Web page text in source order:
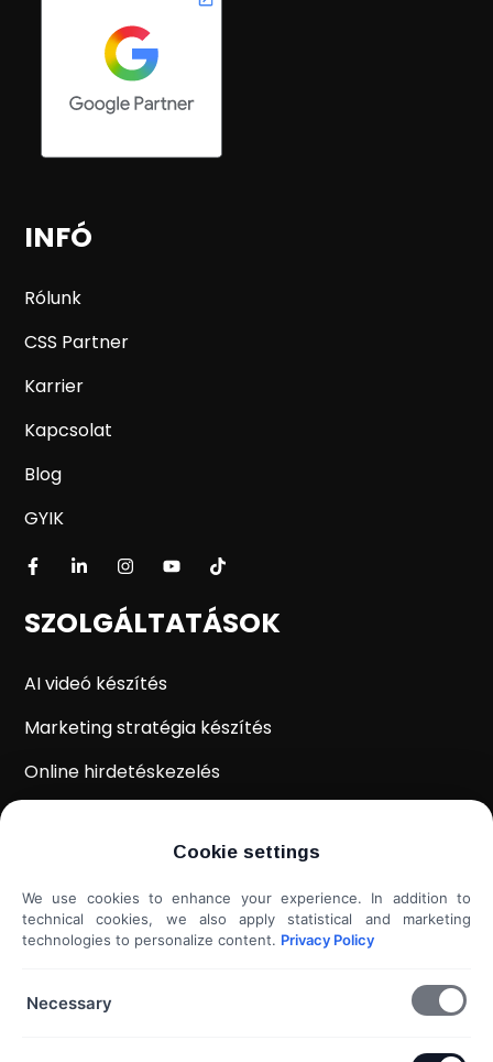
INFÓ
Rólunk
CSS Partner
Karrier
Kapcsolat
Blog
GYIK
SZOLGÁLTATÁSOK
AI videó készítés
Marketing stratégia készítés
Online hirdetéskezelés
Weboldal kiértékelés
Shoprenter / Unas webshop készítés
Hideg e-mail megkeresés
További szolgáltatások...
Cookie settings
We use cookies to enhance your experience. In addition to
technical cookies, we also apply statistical and marketing
technologies to personalize content. Privacy Policy
Necessary